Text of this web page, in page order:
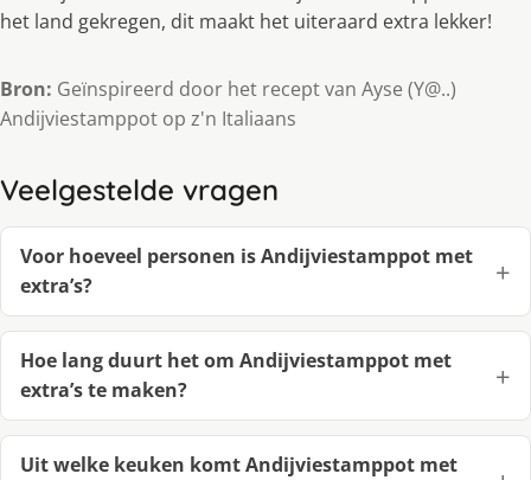
het land gekregen, dit maakt het uiteraard extra lekker!
Bron: Geïnspireerd door het recept van Ayse (Y@..)
Andijviestamppot op z'n Italiaans
Veelgestelde vragen
Voor hoeveel personen is Andijviestamppot met
extra’s?
Hoe lang duurt het om Andijviestamppot met
extra’s te maken?
Uit welke keuken komt Andijviestamppot met